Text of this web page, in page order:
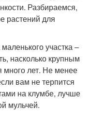
Разбираемся,
растений для
участка –
насколько крупным
много лет. Не менее
вам не терпится
на клумбе, лучше
мульчей.